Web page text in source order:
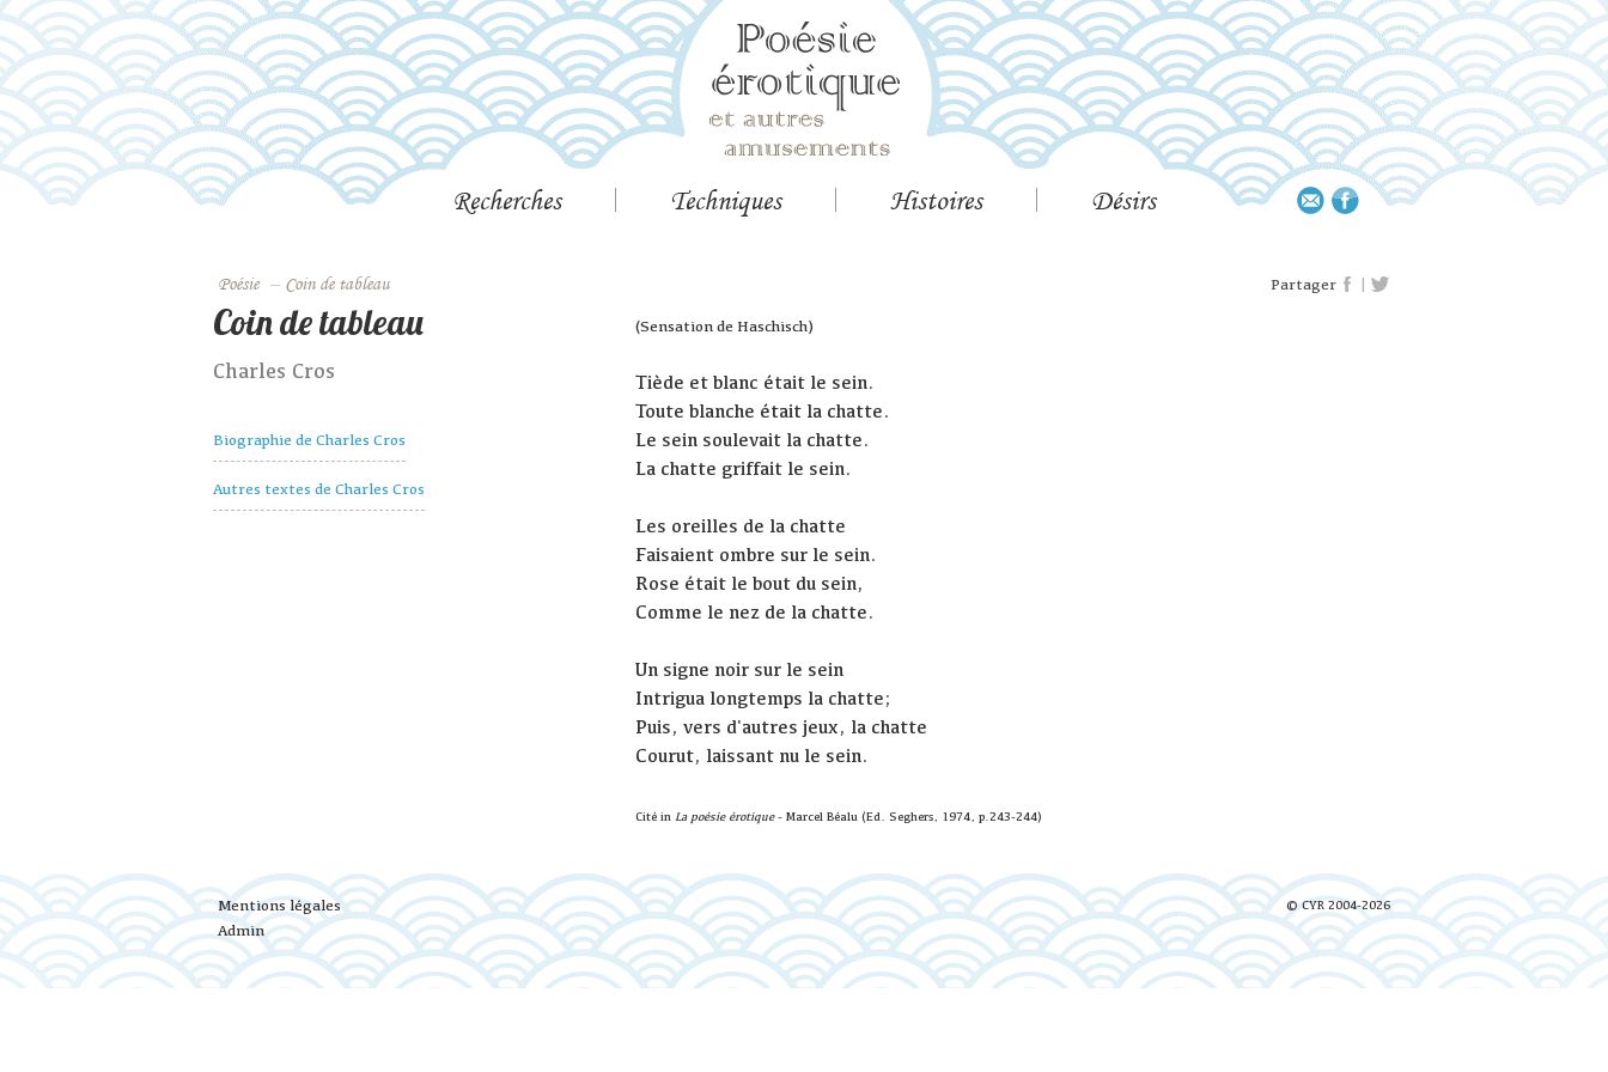
Recherches Techniques Histoires Désirs
Poésie – Coin de tableau Partager |
Coin de tableau
Charles Cros
Biographie de Charles Cros
Autres textes de Charles Cros
(Sensation de Haschisch)
Tiède et blanc était le sein.
Toute blanche était la chatte.
Le sein soulevait la chatte.
La chatte griffait le sein.
Les oreilles de la chatte
Faisaient ombre sur le sein.
Rose était le bout du sein,
Comme le nez de la chatte.
Un signe noir sur le sein
Intrigua longtemps la chatte;
Puis, vers d'autres jeux, la chatte
Courut, laissant nu le sein.
Cité in La poésie érotique- Marcel Béalu (Ed. Seghers, 1974, p.243-244)
© CYR 2004-2026
Mentions légales
Admin